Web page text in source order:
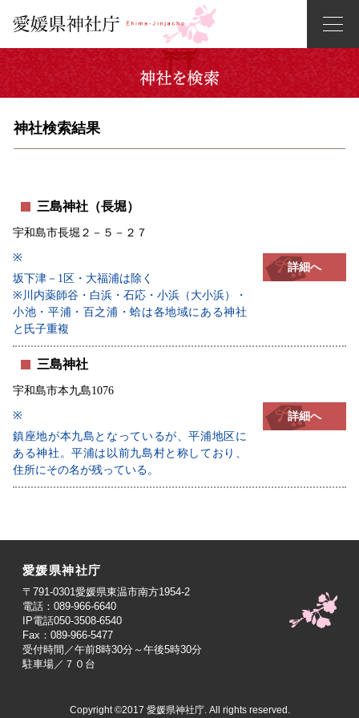
神社検索結果
三島神社（長堀）
宇和島市長堀２－５－２７
詳細へ
※
坂下津－1区・大福浦は除く
※川内薬師谷・白浜・石応・小浜（大小浜）・
小池・平浦・百之浦・蛤は各地域にある神社
と氏子重複
三島神社
宇和島市本九島1076
詳細へ
※
鎮座地が本九島となっているが、平浦地区に
ある神社。平浦は以前九島村と称しており、
住所にその名が残っている。
愛媛県神社庁
〒791-0301愛媛県東温市南方1954-2
電話：089-966-6640
IP電話050-3508-6540
Fax：089-966-5477
受付時間／午前8時30分～午後5時30分
駐車場／７０台
Copyright ©2017 愛媛県神社庁. All rights reserved.